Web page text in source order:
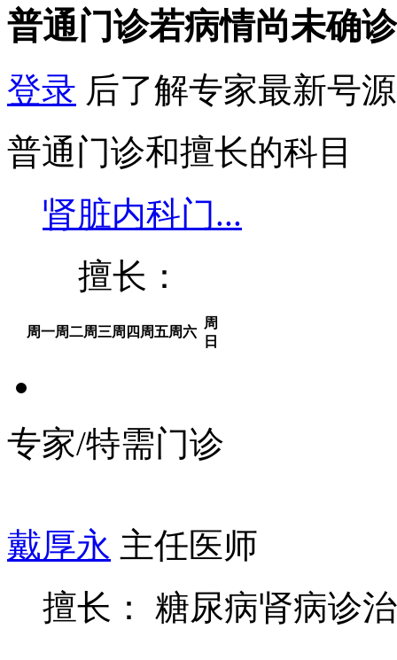
普通门诊若病情尚未确
登录 后了解专家最新号
普通门诊和擅长的科目
肾脏内科门...
擅长：
周一周二周三周四 周五周六
周
日
专家/特需门诊
戴厚永 主任医师
擅长： 糖尿病肾病诊